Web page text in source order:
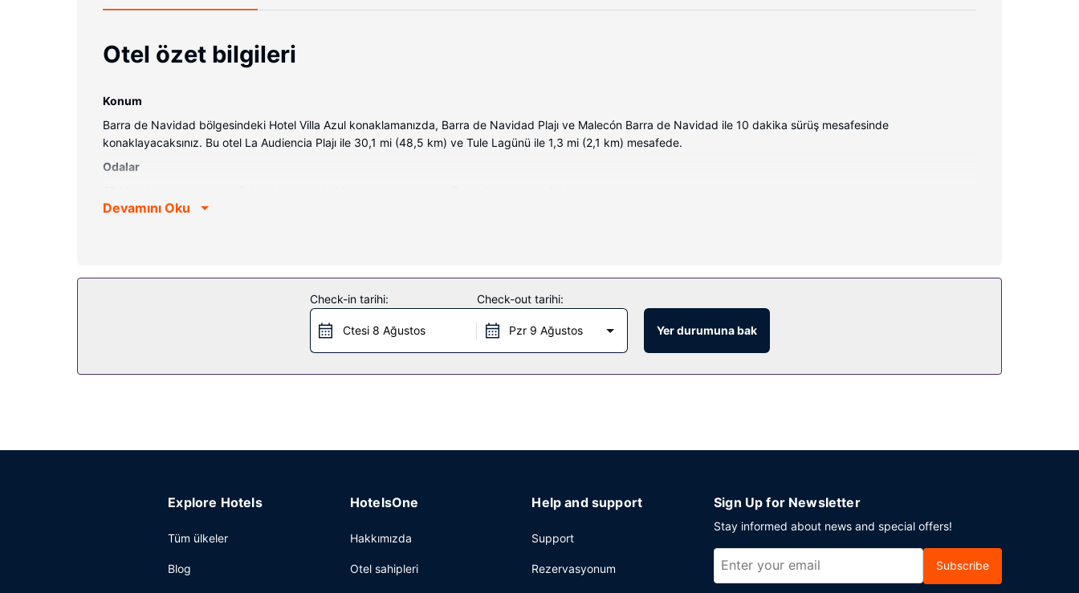
Otel özet bilgileri
Konum
Barra de Navidad bölgesindeki Hotel Villa Azul konaklamanızda, Barra de Navidad Plajı ve Malecón Barra de Navidad ile 10 dakika sürüş mesafesinde
konaklayacaksınız. Bu otel La Audiencia Plajı ile 30,1 mi (48,5 km) ve Tule Lagünü ile 1,3 mi (2,1 km) mesafede.
Odalar
Otelin güzelliği
Devamını Oku
Check-in tarihi:
Ctesi 8 Ağustos
Check-out tarihi:
Pzr 9 Ağustos Yer durumuna bak
Explore Hotels
Tüm ülkeler
Blog
HotelsOne
Hakkımızda
Otel sahipleri
Help and support
Support
Rezervasyonum
Sign Up for Newsletter
Stay informed about news and special offers!
Subscribe